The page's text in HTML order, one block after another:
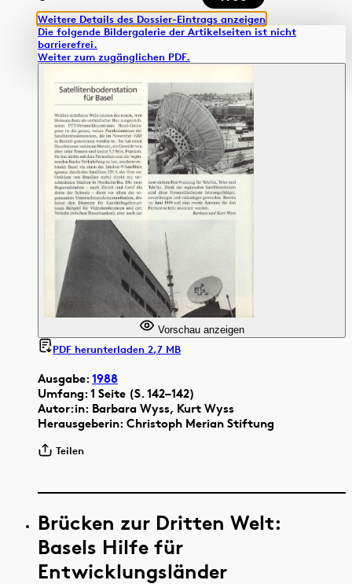
Weitere Details des Dossier-Eintrags anzeigen
Ausgabe:1988
Umfang: 1 Seite (S. 142–142)
Autor:in: Barbara Wyss, Kurt Wyss
Herausgeberin: Christoph Merian Stiftung
Teilen
Die folgende Bildergalerie der Artikelseiten ist nicht
barrierefrei.
Weiter zum zugänglichen PDF.
Vorschau anzeigen
PDF herunterladen 2,7 MB
Brücken zur Dritten Welt:
Basels Hilfe für
Entwicklungsländer